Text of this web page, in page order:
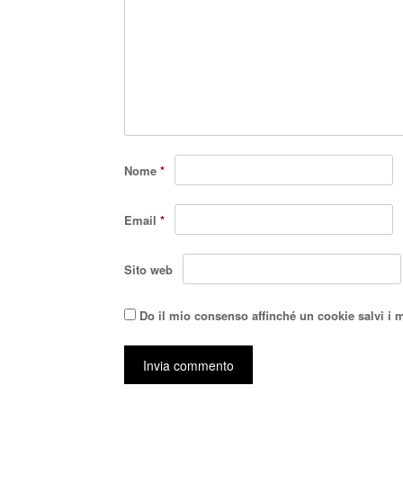
Nome *
Email *
Sito web
Do il mio consenso affinché un cookie salvi i